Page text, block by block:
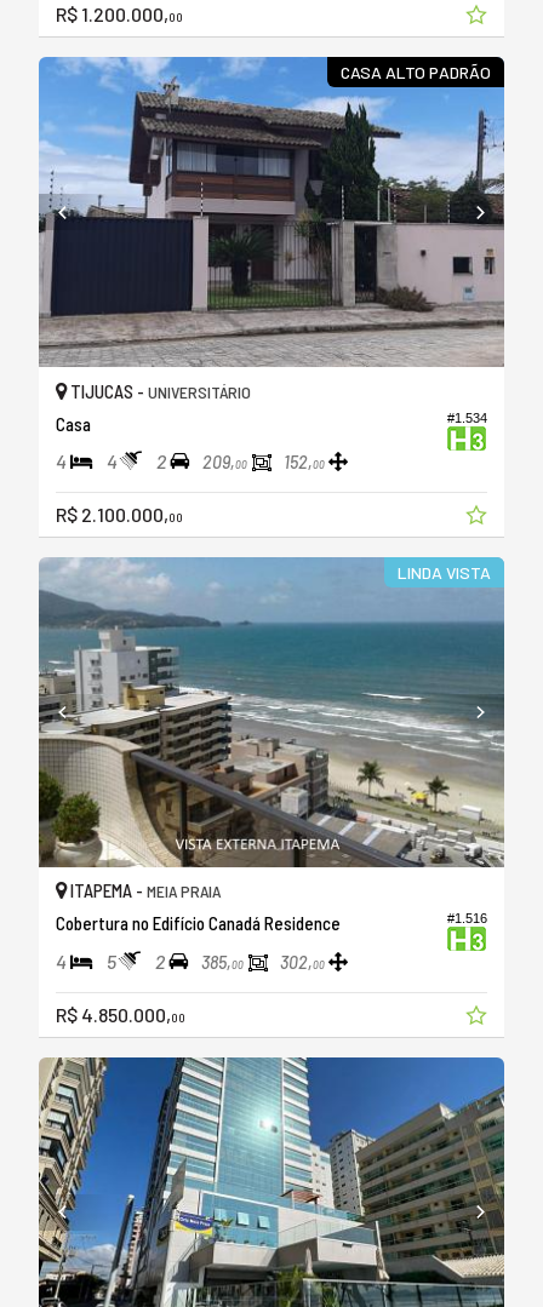
R$ 1.200.000,00
CASA ALTO PADRÃO
#1.534
TIJUCAS - UNIVERSITÁRIO
Casa
4 4 2 209,00 152,00
R$ 2.100.000,00
LINDA VISTA
#1.516
ITAPEMA - MEIA PRAIA
Cobertura no Edifício Canadá Residence
4 5 2 385,00 302,00
R$ 4.850.000,00